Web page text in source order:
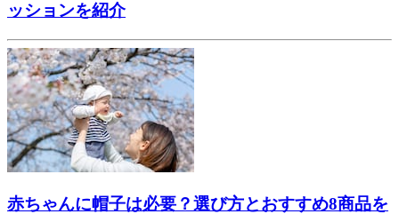
ッションを紹介
赤ちゃんに帽子は必要？選び方とおすすめ8商品を